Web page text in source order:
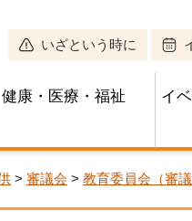
いざという時に
健康・医療・福祉
イ
> 審議会 > 教育委員会（審議